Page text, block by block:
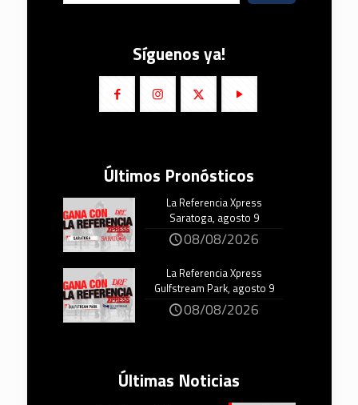
Síguenos ya!
Últimos Pronósticos
La Referencia Xpress
Saratoga, agosto 9
08/08/2026
La Referencia Xpress
Gulfstream Park, agosto 9
08/08/2026
Últimas Noticias